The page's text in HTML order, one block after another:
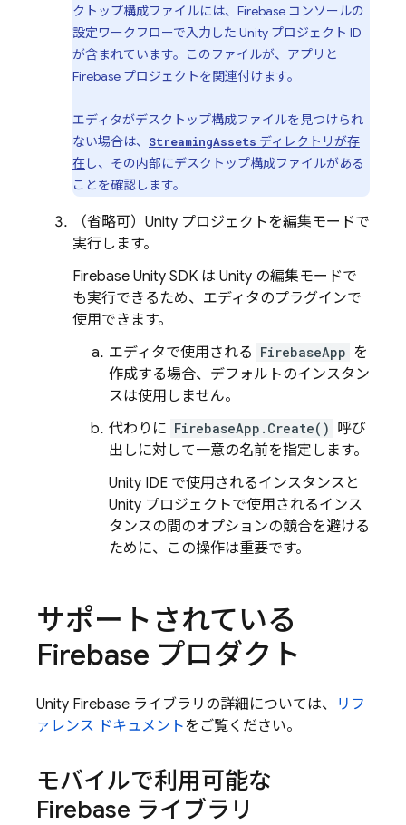
クトップ構成ファイルには、 Firebase コンソールの
設定ワークフローで入力した Unity プロジェクト ID
が含まれています。このファイルが、アプリと
Firebase プロジェクトを関連付けます。
エディタがデスクトップ構成ファイルを見つけられ
ない場合は、
StreamingAssets ディレクトリが存
在し、その内部にデスクトップ構成ファイルがある
ことを確認します。
（省略可）Unity プロジェクトを編集モードで
実行します。
Firebase Unity SDK は Unity の編集モードで
も実行できるため、エディタのプラグインで
使用できます。
エディタで使用される FirebaseApp を
作成する場合、デフォルトのインスタン
スは使用しません。
代わりに FirebaseApp.Create() 呼び
出しに対して一意の名前を指定します。
Unity IDE で使用されるインスタンスと
Unity プロジェクトで使用されるインス
タンスの間のオプションの競合を避ける
ために、この操作は重要です。
サポートされている
Firebase プロダクト
Unity Firebase ライブラリの詳細については、
リフ
ァレンス ドキュメントをご覧ください。
モバイルで利用可能な
Firebase ライブラリ